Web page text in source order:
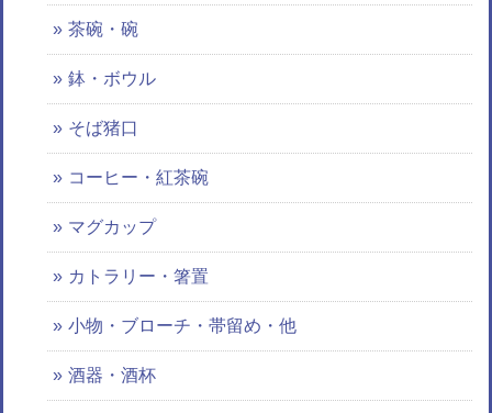
茶碗・碗
鉢・ボウル
そば猪口
コーヒー・紅茶碗
マグカップ
カトラリー・箸置
小物・ブローチ・帯留め・他
酒器・酒杯